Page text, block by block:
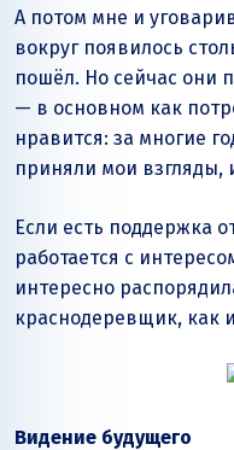
А потом мне и
вокруг появилось
пошёл. Но сейчас они
— в основном как
нравится: за многие
приняли мои взгляды,
Если есть поддержка
работается с
интересно
краснодеревщик,
Видение будущего